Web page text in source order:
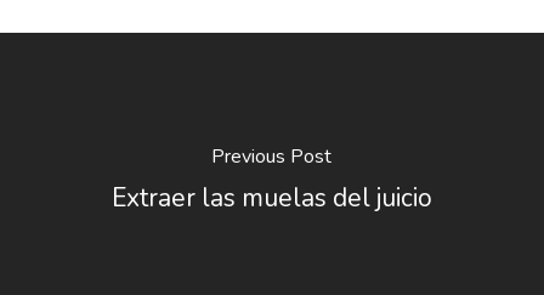
Previous Post
Extraer las muelas del juicio